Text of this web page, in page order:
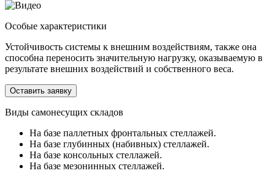
Особые характеристики
Устойчивость системы к внешним воздействиям, также она
способна переносить значительную нагрузку, оказываемую в
результате внешних воздействий и собственного веса.
Оставить заявку
Виды самонесущих складов
На базе паллетных фронтальных стеллажей.
На базе глубинных (набивных) стеллажей.
На базе консольных стеллажей.
На базе мезонинных стеллажей.